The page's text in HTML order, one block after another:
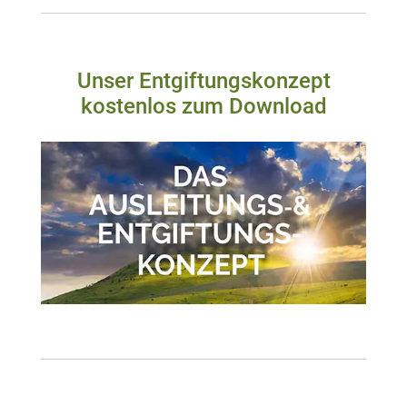
Unser Entgiftungskonzept
kostenlos zum Download